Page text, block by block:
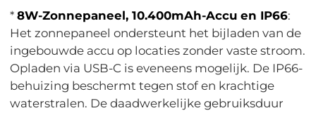
*8W-Zonnepaneel, 10.400mAh-Accu en IP66:
Het zonnepaneel ondersteunt het bijladen van de
ingebouwde accu op locaties zonder vaste stroom.
Opladen via USB-C is eveneens mogelijk. De IP66-
behuizing beschermt tegen stof en krachtige
waterstralen. De daadwerkelijke gebruiksduur